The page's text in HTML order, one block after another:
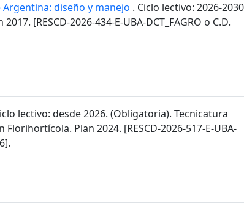
diseño y manejo . Ciclo lectivo: 2026-
[RESCD-2026-434-E-UBA-DCT_FAGRO o C.D.
lectivo: desde 2026. (Obligatoria). Tecnicatura
Plan 2024. [RESCD-2026-517-E-UBA-